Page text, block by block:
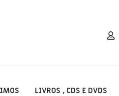
LIVROS , CDS E DVDS